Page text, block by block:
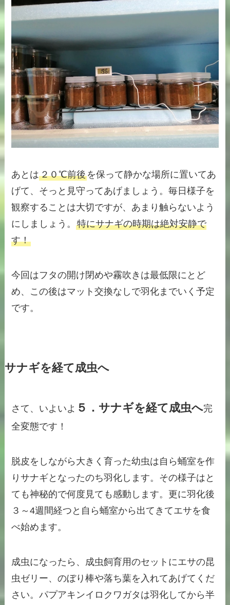
あとは２０℃前後を保って静かな場所に置いてあ
げて、そっと見守ってあげましょう。毎日様子を
観察することは大切ですが、あまり触らないよう
にしましょう。特にサナギの時期は絶対安静で
す！
今回はフタの開け閉めや霧吹きは最低限にとど
め、この後はマット交換なしで羽化までいく予定
です。
サナギを経て成虫へ
さて、いよいよ ５．サナギを経て成虫へ完
全変態です！
脱皮をしながら大きく育った幼虫は自ら蛹室を作
りサナギとなったのち羽化します。その様子はと
ても神秘的で何度見ても感動します。更に羽化後
３～4週間経つと自ら蛹室から出てきてエサを食
べ始めます。
成虫になったら、成虫飼育用のセットにエサの昆
虫ゼリー、のぼり棒や落ち葉を入れてあげてくだ
さい。パプアキンイロクワガタは羽化してから半